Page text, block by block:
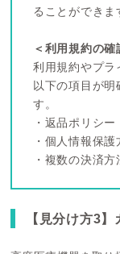
ることができま
＜利用規約の確
利用規約やプラ
以下の項目が
す。
・返品ポリシー
・個人情報保
・複数の決済
【見分け方3